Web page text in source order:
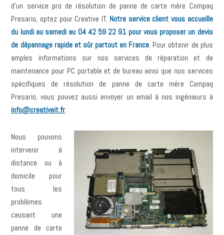
d’un service pro de résolution de panne de carte mère Compaq
Presario, optez pour Creative IT. Notre service client vous accueille
du lundi au samedi au 04 42 59 22 91 pour vous proposer un devis
de dépannage rapide et sûr partout en France. Pour obtenir de plus
amples informations sur nos services de réparation et de
maintenance pour PC portable et de bureau ainsi que nos services
spécifiques de résolution de panne de carte mère Compaq
Presario, vous pouvez aussi envoyer un email à nos ingénieurs à
info@creativeit.fr.
Nous pouvons
intervenir à
distance ou à
domicile pour
tous les
problèmes
causant une
panne de carte